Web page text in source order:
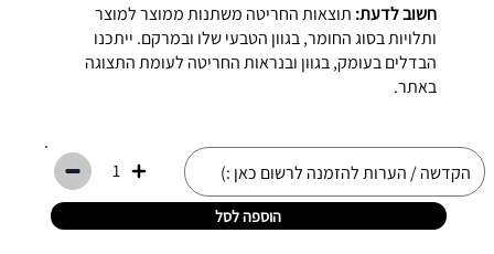
חשוב לדעת: תוצאות החריטה משתנות ממוצר למוצר
ותלויות בסוג החומר, בגוון הטבעי שלו ובמרקם. ייתכנו
הבדלים בעומק, בגוון ובנראות החריטה לעומת התצוגה
באתר.
1
הוספה לסל